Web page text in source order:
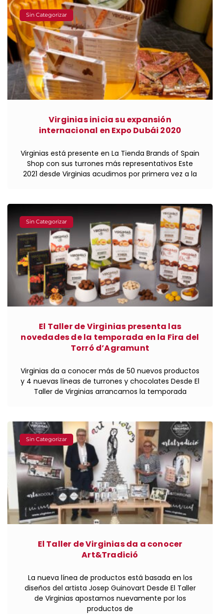
Sin Categorizar
Virginias inicia su expansión
internacional en Expo Dubái 2020
Virginias está presente en La Tienda Brands of Spain
Shop con sus turrones más representativos Este
2021 desde Virginias acudimos por primera vez a la
Sin Categorizar
El Taller de Virginias presenta las
novedades de la temporada en la Fira del
Torró d’Agramunt
Virginias da a conocer más de 50 nuevos productos
y 4 nuevas líneas de turrones y chocolates Desde El
Taller de Virginias arrancamos la temporada
Sin Categorizar
El Taller de Virginias da a conocer
Art&Tradició
La nueva línea de productos está basada en los
diseños del artista Josep Guinovart Desde El Taller
de Virginias apostamos nuevamente por los
productos de